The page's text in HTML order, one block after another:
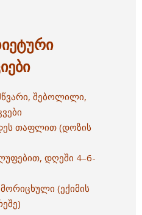
შებოლილი,
თაფლით (დოზის
დღეში 4–6-
(ექიმის